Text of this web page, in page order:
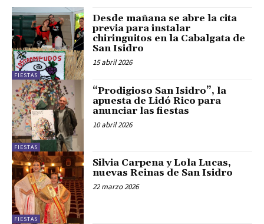
FIESTAS
Desde mañana se abre la cita
previa para instalar
chiringuitos en la Cabalgata de
San Isidro
15 abril 2026
FIESTAS
“Prodigioso San Isidro”, la
apuesta de Lidó Rico para
anunciar las fiestas
10 abril 2026
FIESTAS
Silvia Carpena y Lola Lucas,
nuevas Reinas de San Isidro
22 marzo 2026